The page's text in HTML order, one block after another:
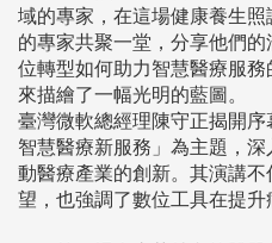
域的專家，在這場健康養生
的專家共聚一堂，分享他們
位轉型如何助力智慧醫療服
來描繪了一幅光明的藍圖。
臺灣微軟總經理陳守正揭開
智慧醫療新服務」為主題，
動醫療產業的創新。其演講
望，也強調了數位工具在提升